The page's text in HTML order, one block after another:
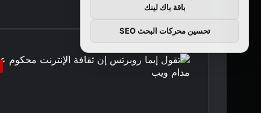
باقة باك لينك
تحسين محركات البحث SEO